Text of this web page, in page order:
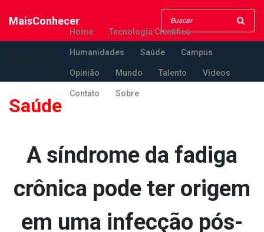
MaisConhecer
Home Tecnologia Científica
Humanidades Saúde Campus
Opinião Mundo Talento Vídeos
Contato Sobre
Saúde
A síndrome da fadiga
crônica pode ter origem
em uma infecção pós-